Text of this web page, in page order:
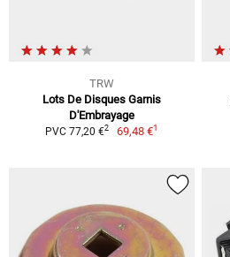
TRW
Lots De Disques Garnis
D'Embrayage
PVC 77,20 €2 69,48 €1